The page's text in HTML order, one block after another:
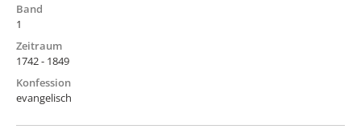
Band
1
Zeitraum
1742 - 1849
Konfession
evangelisch